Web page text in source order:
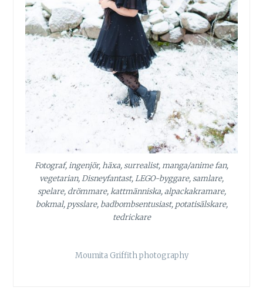
Fotograf, ingenjör, häxa, surrealist, manga/anime fan,
vegetarian, Disneyfantast, LEGO-byggare, samlare,
spelare, drömmare, kattmänniska, alpackakramare,
bokmal, pysslare, badbombsentusiast, potatisälskare,
tedrickare
Moumita Griffith photography